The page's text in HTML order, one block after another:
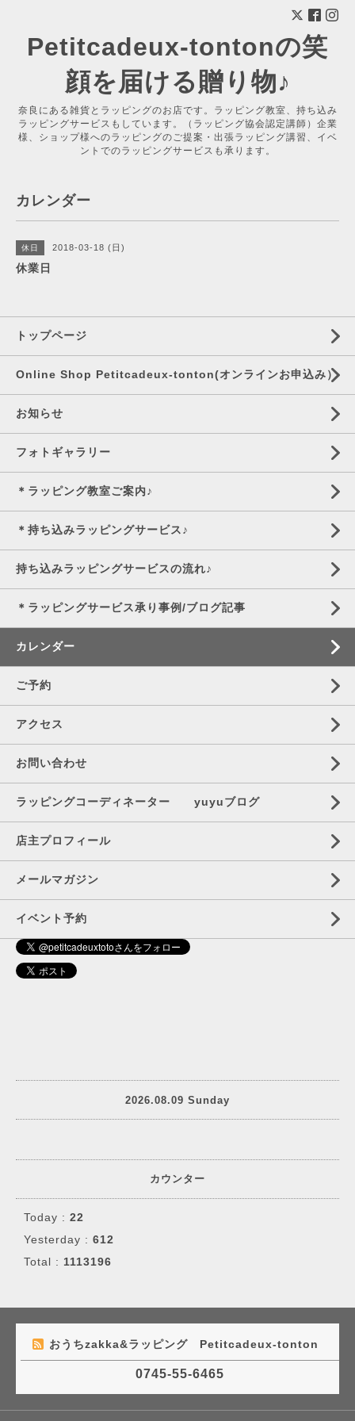
Petitcadeux-tontonの笑
顔を届ける贈り物♪
奈良にある雑貨とラッピングのお店です。ラッピング教室、持ち込み
ラッピングサービスもしています。（ラッピング協会認定講師）企業
様、ショップ様へのラッピングのご提案・出張ラッピング講習、イベ
ントでのラッピングサービスも承ります。
カレンダー
休日 2018-03-18 (日)
休業日
トップページ
Online Shop Petitcadeux-tonton(オンラインお申込み）
お知らせ
フォトギャラリー
＊ラッピング教室ご案内♪
＊持ち込みラッピングサービス♪
持ち込みラッピングサービスの流れ♪
＊ラッピングサービス承り事例/ブログ記事
カレンダー
ご予約
アクセス
お問い合わせ
ラッピングコーディネーター yuyuブログ
店主プロフィール
メールマガジン
イベント予約
2026.08.09 Sunday
カウンター
Today : 22
Yesterday : 612
Total : 1113196
おうちzakka&ラッピング Petitcadeux-tonton
0745-55-6465